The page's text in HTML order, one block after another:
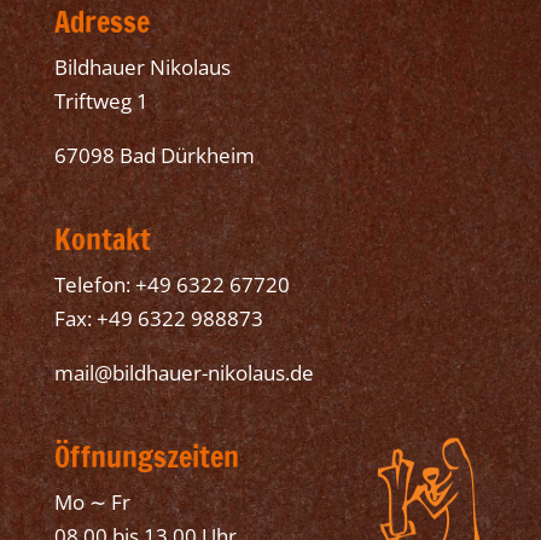
Adresse
Bildhauer Nikolaus
Triftweg 1
67098 Bad Dürkheim
Kontakt
Telefon: +49 6322 67720
Fax: +49 6322 988873
mail@bildhauer-nikolaus.de
Öffnungszeiten
Mo ∼ Fr